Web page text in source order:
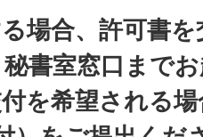
場合、許可書
書室窓口まで
を希望される